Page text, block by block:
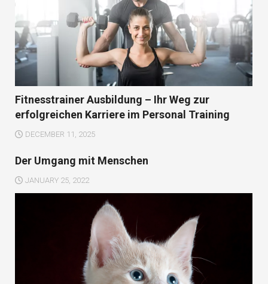
Fitnesstrainer Ausbildung – Ihr Weg zur
erfolgreichen Karriere im Personal Training
DECEMBER 11, 2025
Der Umgang mit Menschen
JANUARY 25, 2022